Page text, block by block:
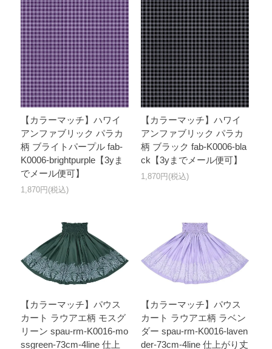
【カラーマッチ】ハワイ
アンファブリック パラカ
柄 ブライトパープル fab-
K0006-brightpurple【3yま
でメール便可】
1,870円(税込)
【カラーマッチ】ハワイ
アンファブリック パラカ
柄 ブラック fab-K0006-bla
ck【3yまでメール便可】
1,870円(税込)
【カラーマッチ】パウス
カート ラウアエ柄 モスグ
リーン spau-rm-K0016-mo
ssgreen-73cm-4line 仕上
【カラーマッチ】パウス
カート ラウアエ柄 ラベン
ダー spau-rm-K0016-laven
der-73cm-4line 仕上がり丈